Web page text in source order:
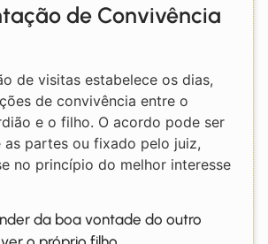
de Convivência
de visitas estabelece os dias,
de convivência entre o
e o filho. O acordo pode ser
partes ou fixado pelo juiz,
no princípio do melhor interesse
da boa vontade do outro